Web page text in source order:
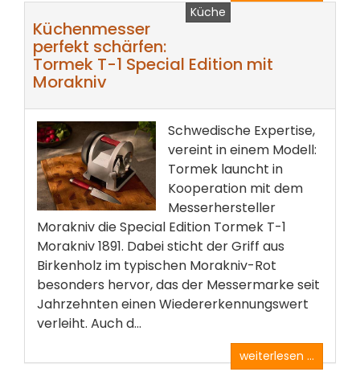
Küche
Küchenmesser
perfekt schärfen:
Tormek T-1 Special Edition mit
Morakniv
Schwedische Expertise,
vereint in einem Modell:
Tormek launcht in
Kooperation mit dem
Messerhersteller
Morakniv die Special Edition Tormek T-1
Morakniv 1891. Dabei sticht der Griff aus
Birkenholz im typischen Morakniv-Rot
besonders hervor, das der Messermarke seit
Jahrzehnten einen Wiedererkennungswert
verleiht. Auch d...
weiterlesen ...